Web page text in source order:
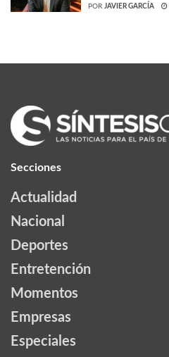
POR JAVIER GARCÍA
Secciones
Actualidad
Nacional
Deportes
Entretención
Momentos
Empresas
Especiales